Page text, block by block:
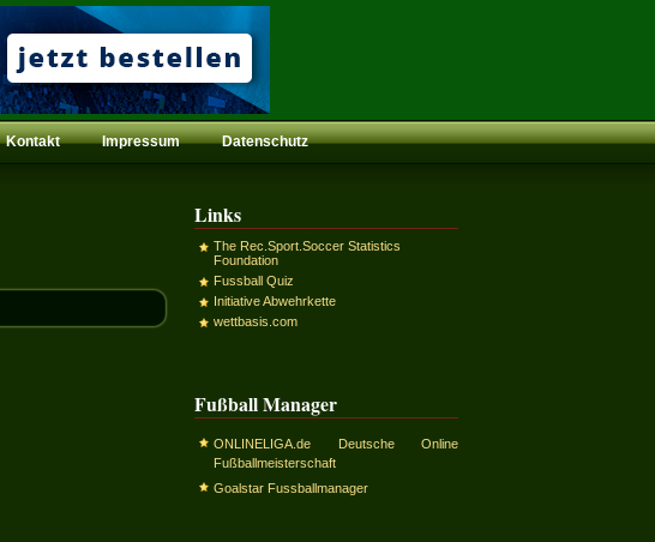
Kontakt Impressum Datenschutz
Links
The Rec.Sport.Soccer Statistics
Foundation
Fussball Quiz
Initiative Abwehrkette
wettbasis.com
Fußball Manager
ONLINELIGA.de Deutsche Online
Fußballmeisterschaft
Goalstar Fussballmanager